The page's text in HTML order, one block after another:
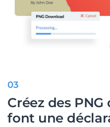
03
Créez des
font une